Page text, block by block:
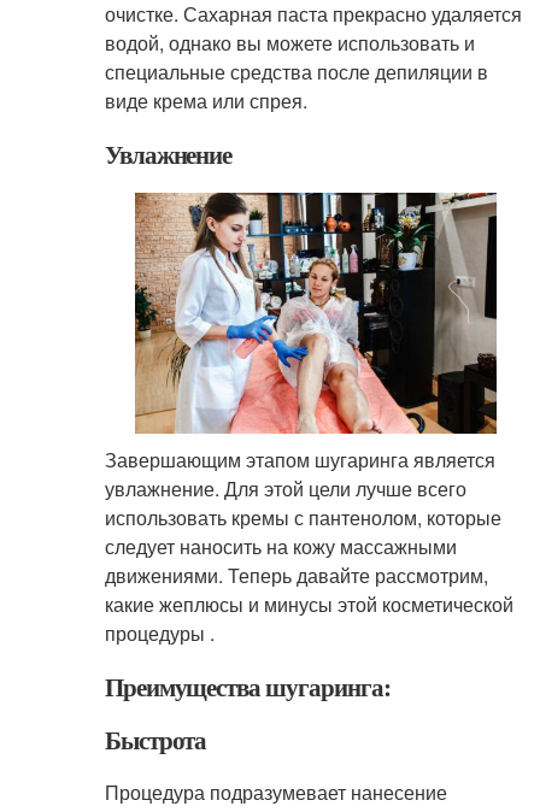
очистке. Сахарная паста прекрасно удаляется
водой, однако вы можете использовать и
специальные средства после депиляции в
виде крема или спрея.
Увлажнение
Завершающим этапом шугаринга является
увлажнение. Для этой цели лучше всего
использовать кремы с пантенолом, которые
следует наносить на кожу массажными
движениями. Теперь давайте рассмотрим,
какие жеплюсы и минусы этой косметической
процедуры .
Преимущества шугаринга:
Быстрота
Процедура подразумевает нанесение